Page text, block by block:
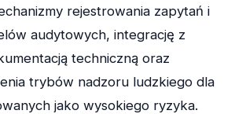
rejestrowania zapytań i
audytowych, integrację z
techniczną oraz
trybów nadzoru ludzkiego dla
jako wysokiego ryzyka.